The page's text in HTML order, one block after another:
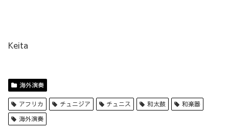
Keita
海外演奏
アフリカ チュニジア チュニス 和太鼓
和楽器
海外演奏